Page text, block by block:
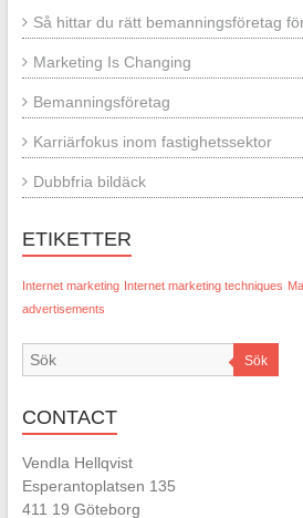
Så hittar du rätt bemanningsföretag
Marketing Is Changing
Bemanningsföretag
Karriärfokus inom fastighetssektor
Dubbfria bildäck
ETIKETTER
Internet marketing Internet marketing techniques
advertisements
Sök
CONTACT
Vendla Hellqvist
Esperantoplatsen 135
411 19 Göteborg